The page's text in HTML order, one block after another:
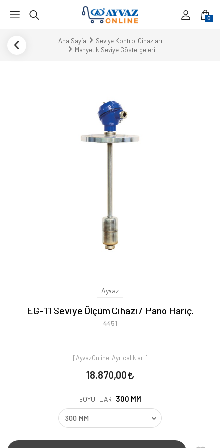
0
Ana Sayfa
Seviye Kontrol Cihazları
Manyetik Seviye Göstergeleri
Ayvaz
EG-11 Seviye Ölçüm Cihazı / Pano Hariç.
4451
[AyvazOnline_Ayrıcalıkları]
18.870,00
BOYUTLAR: 300 MM